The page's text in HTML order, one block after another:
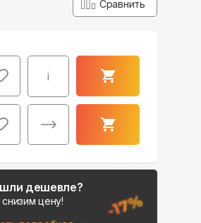
Сравнить
i
дешевле?
цену!